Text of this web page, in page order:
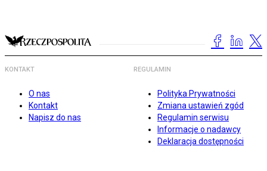
KONTAKT
O nas
Kontakt
Napisz do nas
REGULAMIN
Polityka Prywatności
Zmiana ustawień zgód
Regulamin serwisu
Informacje o nadawcy
Deklaracja dostępności